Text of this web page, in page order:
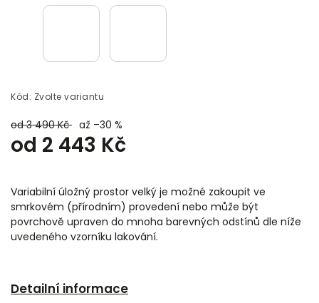
Kód: Zvolte variantu
od 3 490 Kč až –30 %
od 2 443 Kč
Variabilní úložný prostor velký je možné zakoupit ve
smrkovém (přírodním) provedení nebo může být
povrchově upraven do mnoha barevných odstínů dle níže
uvedeného vzorníku lakování.
Detailní informace